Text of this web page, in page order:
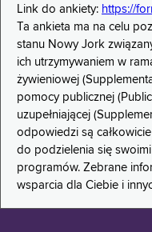
Link do ankiety: https://
Ta ankieta ma na celu
stanu Nowy Jork
ich utrzymywaniem w
żywieniowej
pomocy publicznej
uzupełniającej
odpowiedzi są
do podzielenia się
programów. Zebrane
wsparcia dla Ciebie i